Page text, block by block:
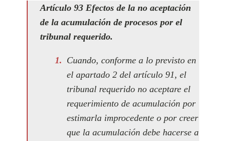
Artículo 93 Efectos de la no aceptación
de la acumulación de procesos por el
tribunal requerido.
Cuando, conforme a lo previsto en
el apartado 2 del artículo 91, el
tribunal requerido no aceptare el
requerimiento de acumulación por
estimarla improcedente o por creer
que la acumulación debe hacerse a